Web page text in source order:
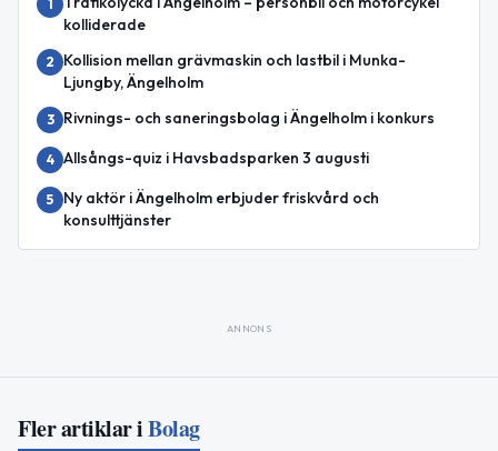
1
kolliderade
2
Kollision mellan grävmaskin och lastbil i Munka-
Ljungby, Ängelholm
3 Rivnings- och saneringsbolag i Ängelholm i konkurs
4 Allsångs-quiz i Havsbadsparken 3 augusti
5
Ny aktör i Ängelholm erbjuder friskvård och
konsulttjänster
ANNONS
Fler artiklar iBolag